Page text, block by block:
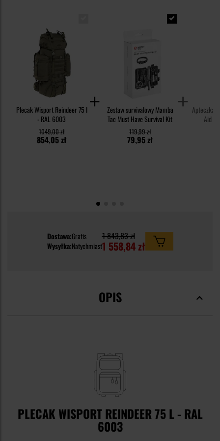
Plecak Wisport Reindeer 75 l
- RAL 6003
854,05 zł
1049,00 zł
Zestaw survivalowy Mamba
Tac Must Have Survival Kit
79,95 zł
119,99 zł
Apteczka
Aid
Dostawa:Gratis
Wysyłka:Natychmiast
1 843,83 zł
1 558,84 zł
OPIS
PLECAK WISPORT REINDEER 75 L - RAL
6003